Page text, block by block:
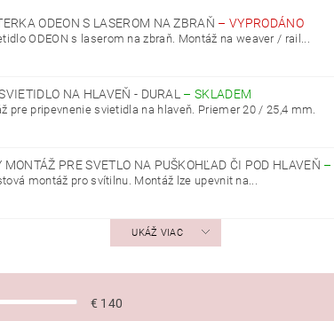
ODEON S LASEROM NA ZBRAŇ –VYPRODÁNO
ODEON s laserom na zbraň. Montáž na weaver / rail...
NA HLAVEŇ - DURAL –SKLADEM
pre pripevnenie svietidla na hlaveň. Priemer 20 / 25,4 mm.
MONTÁŽ PRE SVETLO NA PUŠKOHĽAD ČI POD HLAVEŇ –
montáž pro svítilnu. Montáž lze upevnit na...
UKÁŽ VIAC
€ 140